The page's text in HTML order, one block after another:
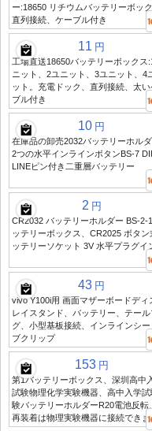
ー:18650 リチウムバッテリーボック
直列接続、ケーブル付き
11 円
工場直送18650バッテリーボックス
ニット、2ユニット、3ユニット、4
ット。充電ドック、直列接続、太い
ブル付き
10 円
在庫品の卸売2032バッテリーホルダ
2つの水平インラインボタンBS-7
LINEピン付き二重層バッテリー
2 円
CR2032 バッテリーホルダー BS-2-
ッテリーボックス、CR2025 ボタン
ッテリーソケット 3V 水平プラグイ
43 円
vivo Y100i用 画面マザーボードディ
レイスタンド、バッテリー、テール
グ、小型基板接続、インラインシ
ブクリップ
153 円
第1バッテリーボックス、深圳高中
試験物理化学実験機器、高中入学試
験バッテリーホルダーR20電池反転
再装着は物理実験機器に接続できま